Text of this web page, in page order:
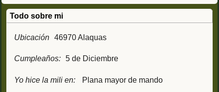
Todo sobre mi
Ubicación 46970 Alaquas
Cumpleaños: 5 de Diciembre
Yo hice la mili en: Plana mayor de mando